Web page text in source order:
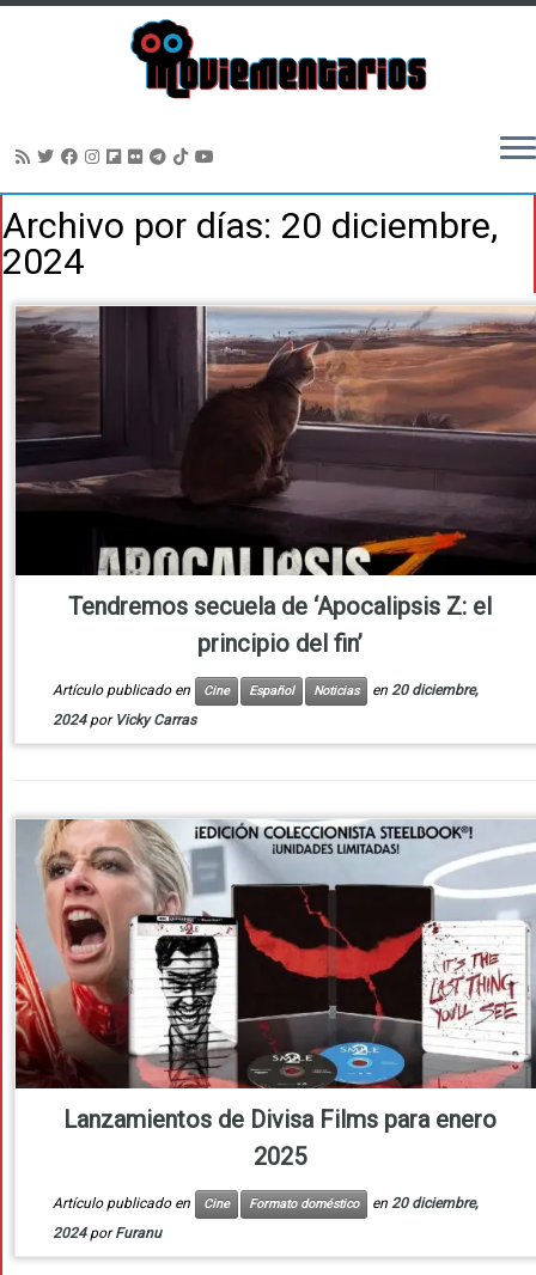
al
contenido
Archivo por días: 20 diciembre,
2024
Tendremos secuela de ‘Apocalipsis Z: el
principio del fin’
Artículo publicado en Cine Español Noticias en 20 diciembre,
2024 por Vicky Carras
Lanzamientos de Divisa Films para enero
2025
Artículo publicado en Cine Formato doméstico en 20 diciembre,
2024 porFuranu